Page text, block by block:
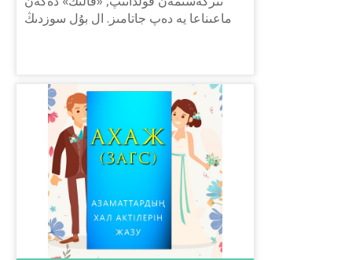
ماعىناعا يە دەپ جاتامىز. ال بۇل سوزدىڭ